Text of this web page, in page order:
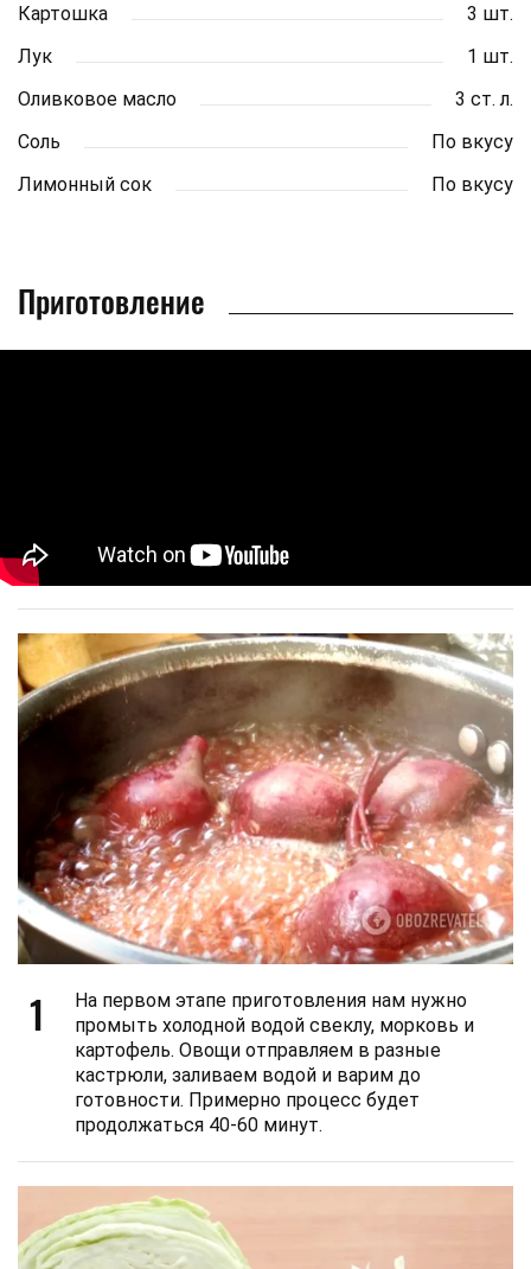
Картошка
3 шт.
Лук
1 шт.
Оливковое масло
3 ст. л.
Соль
По вкусу
Лимонный сок
По вкусу
Приготовление
1
На первом этапе приготовления нам нужно
промыть холодной водой свеклу, морковь и
картофель. Овощи отправляем в разные
кастрюли, заливаем водой и варим до
готовности. Примерно процесс будет
продолжаться 40-60 минут.